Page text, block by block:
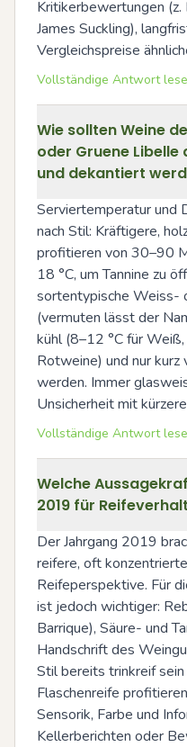
Kritikerbewertungen (z.
James Suckling),
Vergleichspreise
Vollständige Antwort
Wie sollten Weine
oder Gruene Libelle
und dekantiert
Serviertemperatur und
nach Stil: Kräftigere,
profitieren von 30–90
18 °C, um Tannine zu
sortentypische Weiss-
(vermuten lässt der
kühl (8–12 °C für
Rotweine) und nur
werden. Immer
Unsicherheit mit
Vollständige Antwort
Welche
2019 für
Der Jahrgang 2019
reifere, oft
Reifeperspektive. Für
ist jedoch wichtiger:
Barrique), Säure- und
Handschrift des
Stil bereits trinkreif
Flaschenreife
Sensorik, Farbe und
Kellerberichten oder